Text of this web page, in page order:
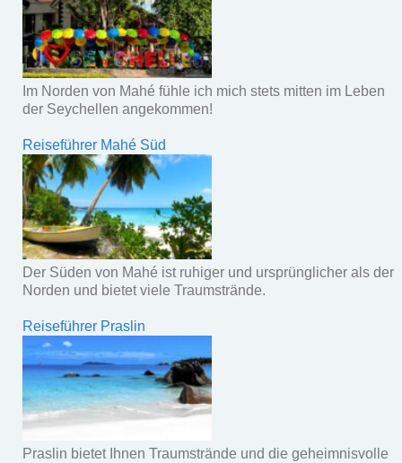
Im Norden von Mahé fühle ich mich stets mitten im Leben
der Seychellen angekommen!
Reiseführer Mahé Süd
Der Süden von Mahé ist ruhiger und ursprünglicher als der
Norden und bietet viele Traumstrände.
Reiseführer Praslin
Praslin bietet Ihnen Traumstrände und die geheimnisvolle